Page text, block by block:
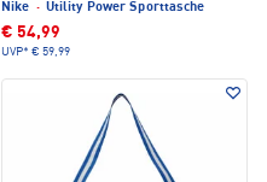
Nike · Utility Power Sporttasche
€ 54,99
UVP* € 59,99